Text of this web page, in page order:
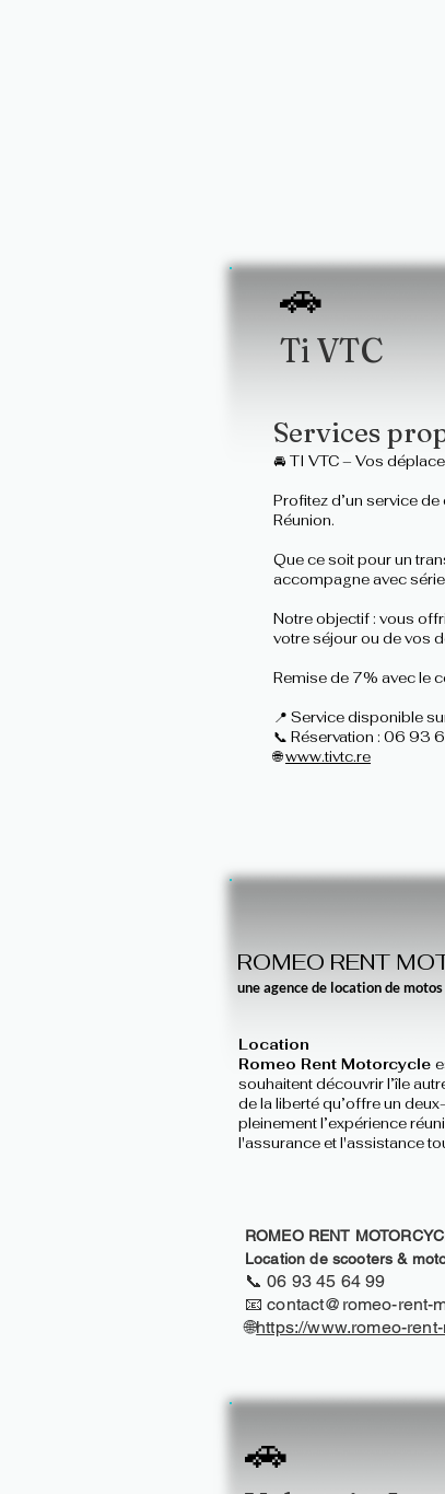
🚗
Ti VTC
Services
🚘 TI VTC – Vos
Profitez d’un service
Réunion.
Que ce soit pour un
accompagne avec
Notre objectif : vous
votre séjour ou de vos
Remise de 7% avec le
📍 Service disponible
📞 Réservation : 06 93
🌐www.tivtc.re
ROMEO RENT
une agence de location de
Location
Romeo Rent Motorcycle
souhaitent découvrir l’île
de la liberté qu’offre un
pleinement l’expérience
l'assurance et l'assistance
ROMEO RENT
Location de scooters &
📞 06 93 45 64 99
📧 contact@romeo-rent-
🌐https://www.romeo-
🚗